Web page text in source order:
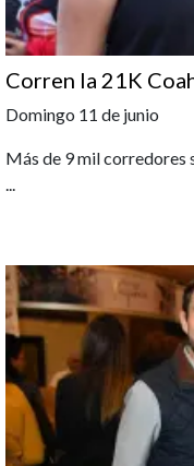
Corren la 21K
Domingo 11 de junio
Más de 9 mil corredores